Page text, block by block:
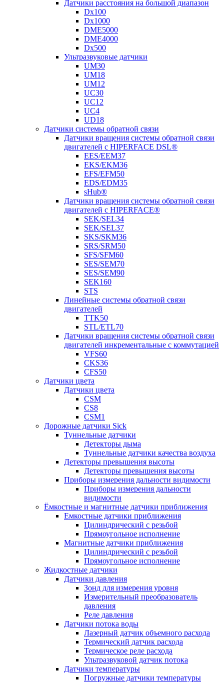
Датчики расстояния на большой диапазон
Dx100
Dx1000
DME5000
DME4000
Dx500
Ультразвуковые датчики
UM30
UM18
UM12
UC30
UC12
UC4
UD18
Датчики системы обратной связи
Датчики вращения системы обратной связи
двигателей с HIPERFACE DSL®
EES/EEM37
EKS/EKM36
EFS/EFM50
EDS/EDM35
sHub®
Датчики вращения системы обратной связи
двигателей с HIPERFACE®
SEK/SEL34
SEK/SEL37
SKS/SKM36
SRS/SRM50
SFS/SFM60
SES/SEM70
SES/SEM90
SEK160
STS
Линейные системы обратной связи
двигателей
TTK50
STL/ETL70
Датчики вращения системы обратной связи
двигателей инкрементальные с коммутацией
VFS60
CKS36
CFS50
Датчики цвета
Датчики цвета
CSM
CS8
CSM1
Дорожные датчики Sick
Туннельные датчики
Детекторы дыма
Туннельные датчики качества воздуха
Детекторы превышения высоты
Детекторы превышения высоты
Приборы измерения дальности видимости
Приборы измерения дальности
видимости
Ёмкостные и магнитные датчики приближения
Емкостные датчики приближения
Цилиндрический с резьбой
Прямоугольное исполнение
Магнитные датчики приближения
Цилиндрический с резьбой
Прямоугольное исполнение
Жидкостные датчики
Датчики давления
Зонд для измерения уровня
Измерительный преобразователь
давления
Реле давления
Датчики потока воды
Лазерный датчик объемного расхода
Термический датчик расхода
Термическое реле расхода
Ультразвуковой датчик потока
Датчики температуры
Погружные датчики температуры